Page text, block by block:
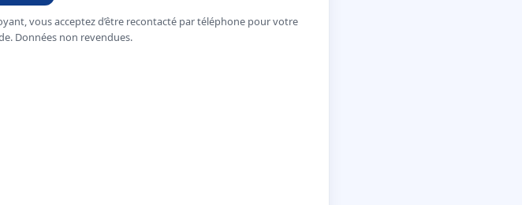
vous acceptez d’être recontacté par téléphone pour votre
Données non revendues.